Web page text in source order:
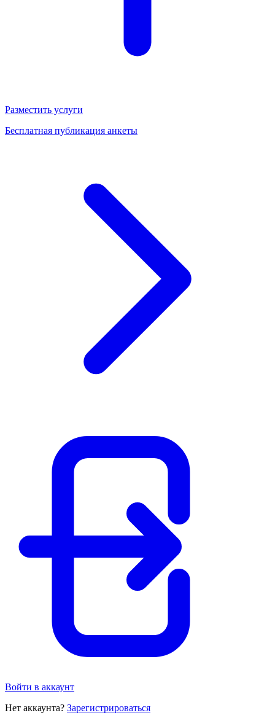
Разместить услуги
Бесплатная публикация анкеты
Войти в аккаунт
Нет аккаунта? Зарегистрироваться